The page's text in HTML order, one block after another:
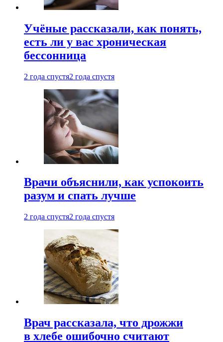
Учёные рассказали, как понять,
есть ли у вас хроническая
бессонница
2 года спустя2 года спустя
Врачи объяснили, как успокоить
разум и спать лучше
2 года спустя2 года спустя
Врач рассказала, что дрожжи
в хлебе ошибочно считают